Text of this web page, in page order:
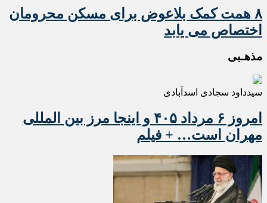
۸ همت کمک بلاعوض برای مسکن محرومان
اختصاص می یابد
مذهـبی
سیدداود سجادی اسدآبادی
امروز ۶ مرداد ۴۰۵ و اینجا مرز بین المللی
مهران است… + فیلم